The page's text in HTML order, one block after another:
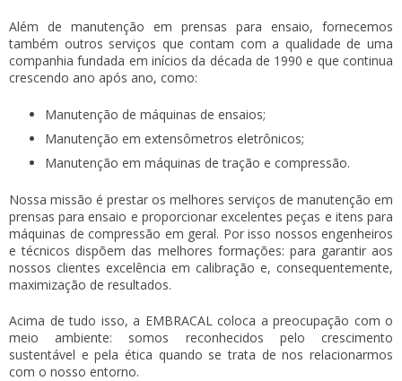
Além de manutenção em prensas para ensaio, fornecemos
também outros serviços que contam com a qualidade de uma
companhia fundada em inícios da década de 1990 e que continua
crescendo ano após ano, como:
Manutenção de máquinas de ensaios;
Manutenção em extensômetros eletrônicos;
Manutenção em máquinas de tração e compressão.
Nossa missão é prestar os melhores serviços de manutenção em
prensas para ensaio e proporcionar excelentes peças e itens para
máquinas de compressão em geral. Por isso nossos engenheiros
e técnicos dispõem das melhores formações: para garantir aos
nossos clientes excelência em calibração e, consequentemente,
maximização de resultados.
Acima de tudo isso, a EMBRACAL coloca a preocupação com o
meio ambiente: somos reconhecidos pelo crescimento
sustentável e pela ética quando se trata de nos relacionarmos
com o nosso entorno.